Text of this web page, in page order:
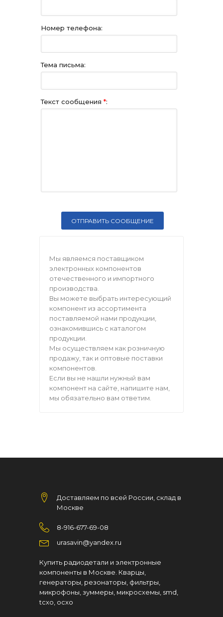
Номер телефона:
Тема письма:
Текст сообщения *:
Мы являемся поставщиком
электронных компонентов
отечественного и импортного
производства.
Вы можете выбрать интересующий
компонент из ассортимента
поставляемой нами продукции,
ознакомившись с каталогом
продукции.
Мы осуществляем как розничную
продажу, так и оптовые поставки
компонентов.
Если вы не нашли нужный вам
компонент на сайте, напишите нам,
мы обязательно вам ответим.
Доставляем по всей России, склад в
Москве
8-916-677-69-08
urasavin@yandex.ru
Купить радиодетали и электронные
компоненты в Москве. Кварцы,
генераторы, резонаторы, фильтры,
микрофоны, зуммеры, микросхемы, smd,
tcxo, ocxo